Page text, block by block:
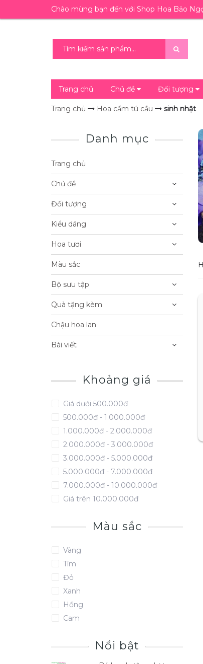
Chào mừng bạn đến với Shop Hoa Bảo
Trang chủ Chủ đề Đối tượng
Trang chủ Hoa cẩm tú cầu sinh nhật
Danh mục
Trang chủ
Chủ đề
Đối tượng
Kiểu dáng
Hoa tươi
Màu sắc
Bộ sưu tập
Quà tặng kèm
Chậu hoa lan
Bài viết
Khoảng giá
Giá dưới 500.000đ
500.000đ - 1.000.000đ
1.000.000đ - 2.000.000đ
2.000.000đ - 3.000.000đ
3.000.000đ - 5.000.000đ
5.000.000đ - 7.000.000đ
7.000.000đ - 10.000.000đ
Giá trên 10.000.000đ
Màu sắc
Vàng
Tím
Đỏ
Xanh
Hồng
Cam
Nổi bật